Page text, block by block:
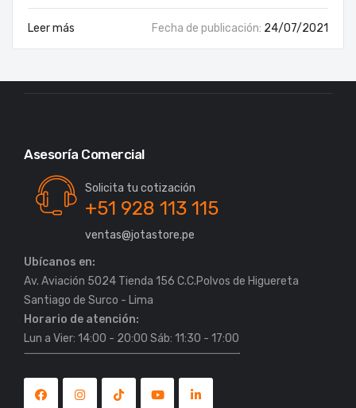
Leer más Fecha de publicación: 24/07/2021
para tu Setup
06/01/2026
Asesoría Comercial
Solicita tu cotización
+51 928 113 115
ventas@jotastore.pe
Ubícanos en:
Av. Aviación 5024 Tienda 156 C.C.Polvos de Higuereta
Horario de atención:
Lun a Vier: 14:00 - 20:00 Sáb: 11:30 - 17:00